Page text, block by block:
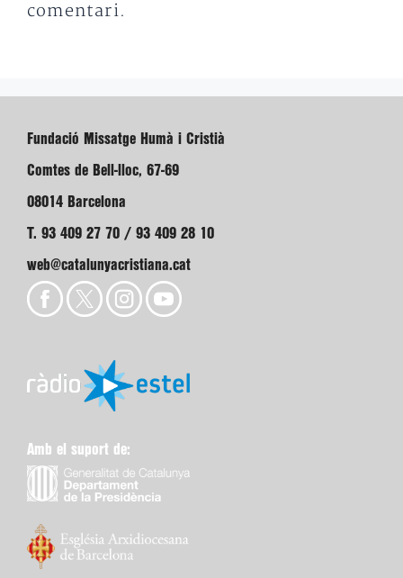
comentari.
Fundació Missatge Humà i Cristià
Comtes de Bell-lloc, 67-69
08014 Barcelona
T. 93 409 27 70 / 93 409 28 10
web@catalunyacristiana.cat
Amb el suport de: